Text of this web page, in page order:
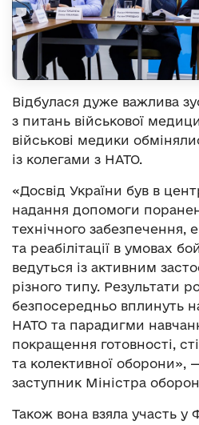
Відбулася дуже важлива
з питань військової
військові медики
із колегами з НАТО.
«Досвід України був в
надання допомоги
технічного забезпечення,
та реабілітації в умовах
ведуться із активним
різного типу. Результати
безпосередньо вплинуть
НАТО та парадигми
покращення готовності,
та колективної оборони»,
заступник Міністра
Також вона взяла участь у